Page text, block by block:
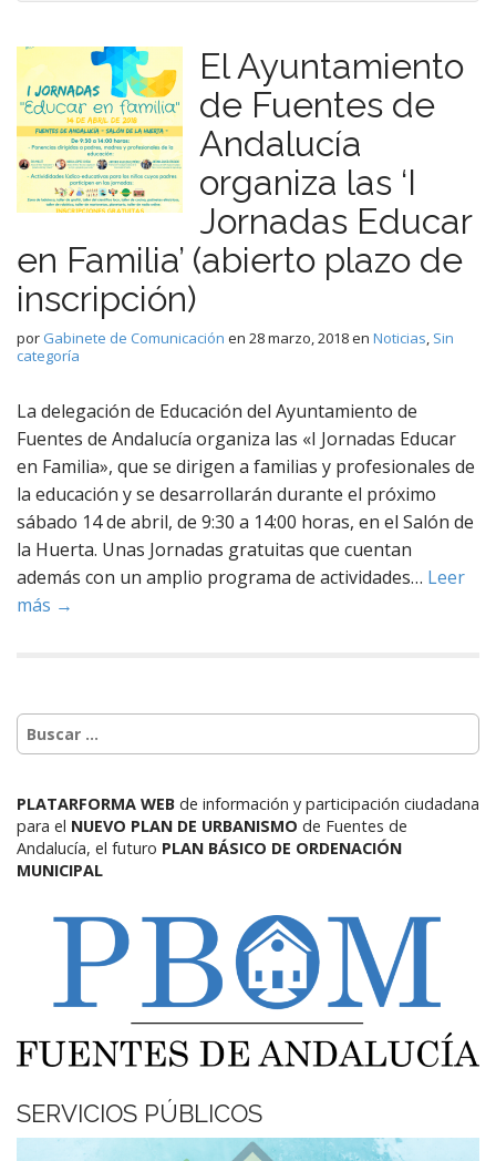
El Ayuntamiento
de Fuentes de
Andalucía
organiza las ‘I
Jornadas Educar
en Familia’ (abierto plazo de
inscripción)
por Gabinete de Comunicación en 28 marzo, 2018en Noticias, Sin
categoría
La delegación de Educación del Ayuntamiento de
Fuentes de Andalucía organiza las «I Jornadas Educar
en Familia», que se dirigen a familias y profesionales de
la educación y se desarrollarán durante el próximo
sábado 14 de abril, de 9:30 a 14:00 horas, en el Salón de
la Huerta. Unas Jornadas gratuitas que cuentan
además con un amplio programa de actividades… Leer
más →
PLATARFORMA WEB de información y participación ciudadana
para el NUEVO PLAN DE URBANISMO de Fuentes de
Andalucía, el futuro PLAN BÁSICO DE ORDENACIÓN
MUNICIPAL
SERVICIOS PÚBLICOS